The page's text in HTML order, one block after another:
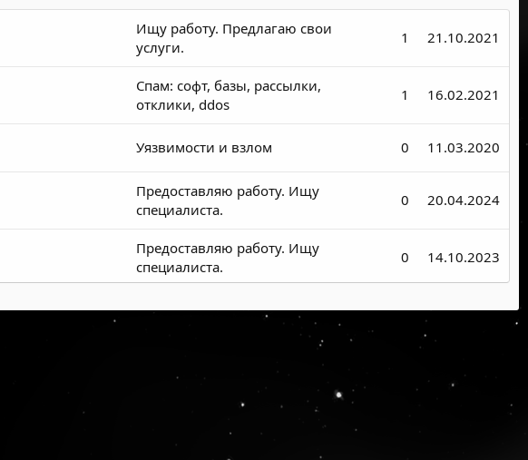
Ищу работу. Предлагаю свои
услуги.
1 21.10.2021
Спам: софт, базы, рассылки,
отклики, ddos
1 16.02.2021
Уязвимости и взлом 0 11.03.2020
Предоставляю работу. Ищу
специалиста.
0 20.04.2024
Предоставляю работу. Ищу
специалиста.
0 14.10.2023
1 01.09.2023
специалиста.
08.11.2022